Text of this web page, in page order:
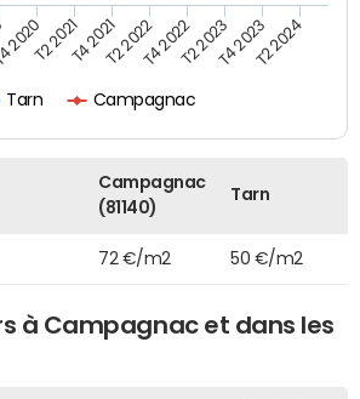
Tarn Campagnac
2020T2 2021T4 2021T2 2022T4 2022T2 2023T4 2023T2 2024
Campagnac
(81140)
Tarn
72 €/m2 50 €/m2
à Campagnac et dans les